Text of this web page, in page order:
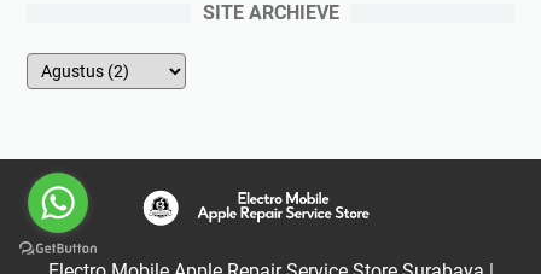
SITE ARCHIEVE